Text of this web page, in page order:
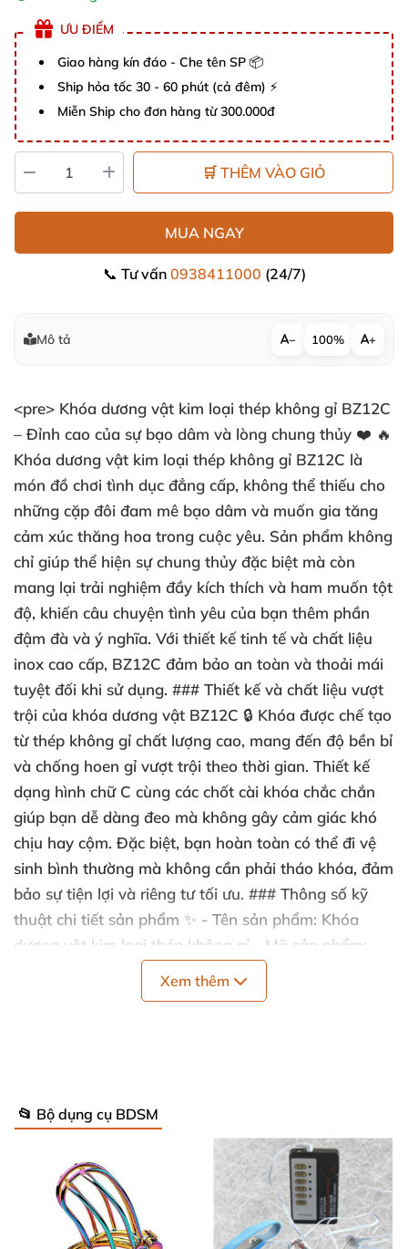
ƯU ĐIỂM
Giao hàng kín đáo - Che tên SP 📦
Ship hỏa tốc 30 - 60 phút (cả đêm) ⚡
Miễn Ship cho đơn hàng từ 300.000đ
🛒 THÊM VÀO GIỎ
MUA NGAY
📞 Tư vấn 0938411000 (24/7)
Mô tả − 100% +
<pre> Khóa dương vật kim loại thép không gỉ BZ12C
– Đỉnh cao của sự bạo dâm và lòng chung thủy ❤️ 🔥
Khóa dương vật kim loại thép không gỉ BZ12C là
món đồ chơi tình dục đẳng cấp, không thể thiếu cho
những cặp đôi đam mê bạo dâm và muốn gia tăng
cảm xúc thăng hoa trong cuộc yêu. Sản phẩm không
chỉ giúp thể hiện sự chung thủy đặc biệt mà còn
mang lại trải nghiệm đầy kích thích và ham muốn tột
độ, khiến câu chuyện tình yêu của bạn thêm phần
đậm đà và ý nghĩa. Với thiết kế tinh tế và chất liệu
inox cao cấp, BZ12C đảm bảo an toàn và thoải mái
tuyệt đối khi sử dụng. ### Thiết kế và chất liệu vượt
trội của khóa dương vật BZ12C 🔒 Khóa được chế tạo
từ thép không gỉ chất lượng cao, mang đến độ bền bỉ
và chống hoen gỉ vượt trội theo thời gian. Thiết kế
dạng hình chữ C cùng các chốt cài khóa chắc chắn
giúp bạn dễ dàng đeo mà không gây cảm giác khó
chịu hay cộm. Đặc biệt, bạn hoàn toàn có thể đi vệ
sinh bình thường mà không cần phải tháo khóa, đảm
bảo sự tiện lợi và riêng tư tối ưu. ### Thông số kỹ
thuật chi tiết sản phẩm ✨ - Tên sản phẩm: Khóa
dương vật kim loại thép không gỉ - Mã sản phẩm:
dành cho gay và các cặp đôi - Tính năng: Thể hiện
dòng BZ12C không chỉ phù hợp với kích thước của
phái mạnh Việt Nam mà còn tăng thêm phần kích
thích hưng phấn khi sử dụng. Đây là lựa chọn tuyệt
vời giúp bạn kiểm soát và giữ gìn mối quan hệ, đặc
biệt hữu hiệu cho những ai mong muốn thể hiện sự
Xem thêm
📂 Bộ dụng cụ BDSM